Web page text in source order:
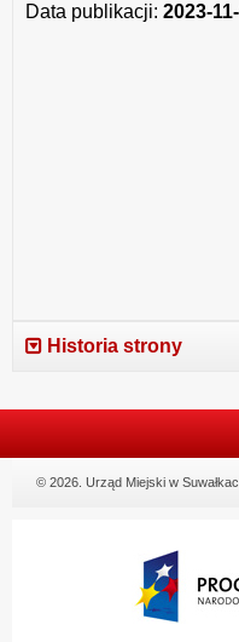
Data publikacji: 2023-
Historia strony
© 2026. Urząd Miejski w